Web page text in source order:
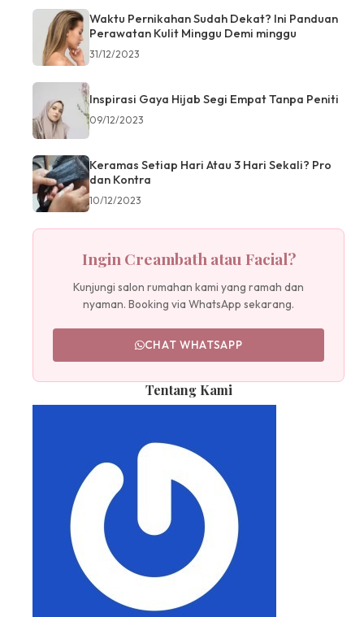
Waktu Pernikahan Sudah Dekat? Ini Panduan
Perawatan Kulit Minggu Demi minggu
31/12/2023
Inspirasi Gaya Hijab Segi Empat Tanpa Peniti
09/12/2023
Keramas Setiap Hari Atau 3 Hari Sekali? Pro
dan Kontra
10/12/2023
Ingin Creambath atau Facial?
Kunjungi salon rumahan kami yang ramah dan
nyaman. Booking via WhatsApp sekarang.
CHAT WHATSAPP
Tentang Kami